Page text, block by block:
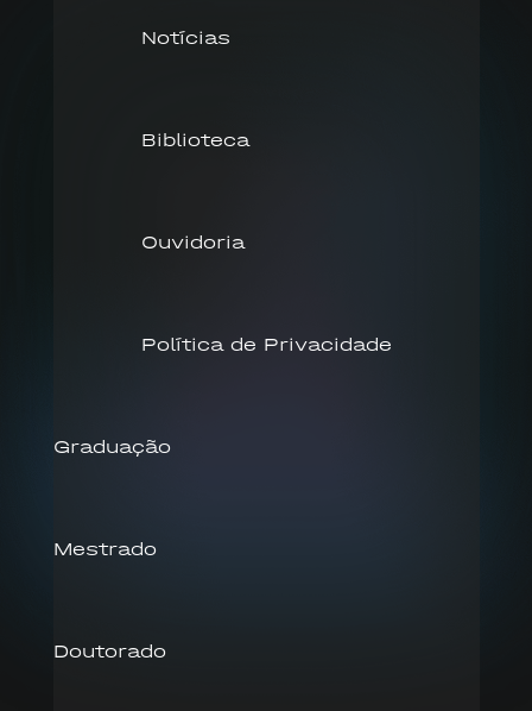
Notícias
Biblioteca
Ouvidoria
Política de Privacidade
Graduação
Mestrado
Doutorado